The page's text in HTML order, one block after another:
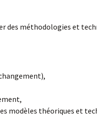
méthodologies et
modèles théoriques et